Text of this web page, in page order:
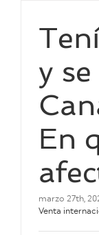
y
En
marzo 27th,
Venta